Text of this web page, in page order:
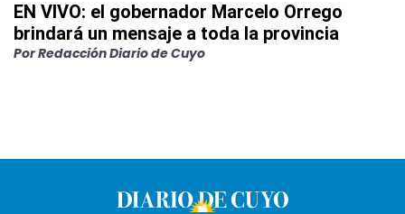
EN VIVO: el gobernador Marcelo Orrego
brindará un mensaje a toda la provincia
PorRedacción Diario de Cuyo